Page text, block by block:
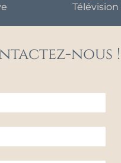
Télévision
nous !​